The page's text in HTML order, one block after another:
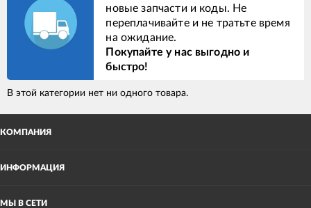
новые запчасти и коды. Не
переплачивайте и не тратьте время
на ожидание.
Покупайте у нас выгодно и
быстро!
В этой категории нет ни одного товара.
КОМПАНИЯ
ИНФОРМАЦИЯ
МЫ В СЕТИ